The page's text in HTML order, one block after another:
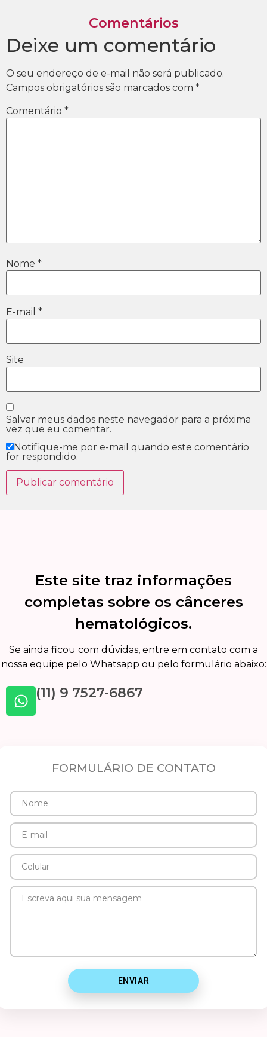
Comentários
Deixe um comentário
O seu endereço de e-mail não será publicado.
Campos obrigatórios são marcados com *
Comentário *
Nome *
E-mail *
Site
Salvar meus dados neste navegador para a próxima
vez que eu comentar.
Notifique-me por e-mail quando este comentário
for respondido.
Este site traz informações
completas sobre os cânceres
hematológicos.
Se ainda ficou com dúvidas, entre em contato com a
nossa equipe pelo Whatsapp ou pelo formulário abaixo:
(11) 9 7527-6867
FORMULÁRIO DE CONTATO
Nome
mail
Celular
ENVIAR